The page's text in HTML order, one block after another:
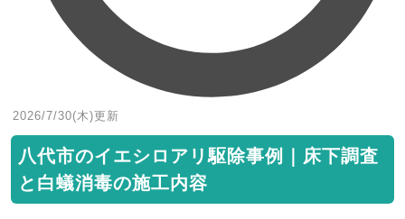
2026/7/30(木)更新
八代市のイエシロアリ駆除事例｜床下調査
と白蟻消毒の施工内容